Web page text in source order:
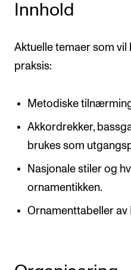
Innhold
Aktuelle temaer som
praksis:
Metodiske
Akkordrekker,
brukes som
Nasjonale stiler og
ornamentikken.
Ornamenttabeller av